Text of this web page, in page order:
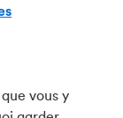
vous y